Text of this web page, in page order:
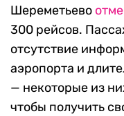
Шереметьево
300 рейсов.
отсутствие
аэропорта и
— некоторые из
чтобы получить